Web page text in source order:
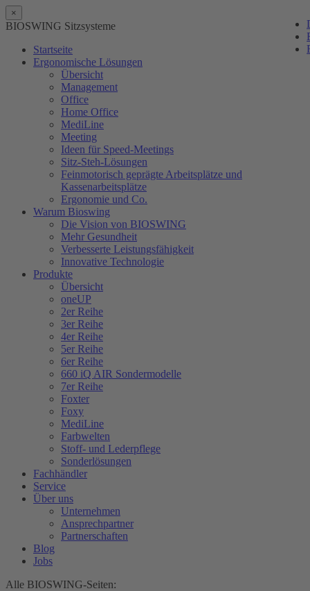
×
BIOSWING Sitzsysteme
Startseite
Ergonomische Lösungen
Übersicht
Management
Office
Home Office
MediLine
Meeting
Ideen für Speed-Meetings
Sitz-Steh-Lösungen
Feinmotorisch geprägte Arbeitsplätze und
Kassenarbeitsplätze
Ergonomie und Co.
Warum Bioswing
Die Vision von BIOSWING
Mehr Gesundheit
Verbesserte Leistungsfähigkeit
Innovative Technologie
Produkte
Übersicht
oneUP
2er Reihe
3er Reihe
4er Reihe
5er Reihe
6er Reihe
660 iQ AIR Sondermodelle
7er Reihe
Foxter
Foxy
MediLine
Farbwelten
Stoff- und Lederpflege
Sonderlösungen
Fachhändler
Service
Über uns
Unternehmen
Ansprechpartner
Partnerschaften
Blog
Jobs
Alle BIOSWING-Seiten: